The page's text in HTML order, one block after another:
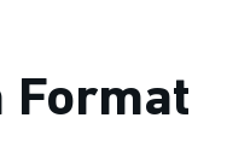
Format